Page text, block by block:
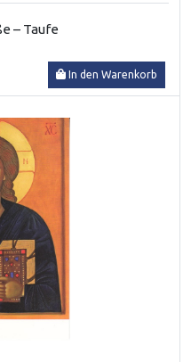
– Taufe
In den Warenkorb